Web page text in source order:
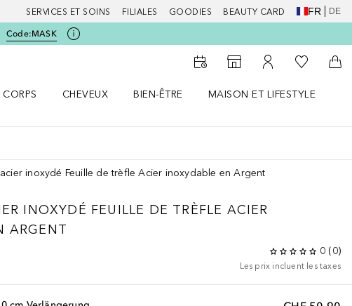
SERVICES ET SOINS FILIALES GOODIES BEAUTY CARD FR DE
Code:MASK
Vers le Storefinder
Vers Mon Compte
Vers Ma
CHEVEUX
BIEN-ÊTRE
MAISON ET LIFESTYLE
inoxydé Feuille de trèfle Acier inoxydable en Argent
INOXYDÉ FEUILLE DE TRÈFLE ACIER
ARGENT
0 (0)
Les prix incluent les taxes